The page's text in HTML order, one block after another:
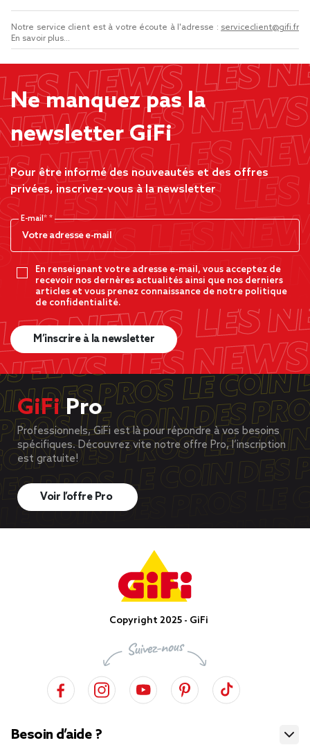
Notre service client est à votre écoute à l'adresse : serviceclient@gifi.fr
En savoir plus...
Ne manquez pas la
newsletter GiFi
Pour être informé des nouveautés et des offres
privées, inscrivez-vous à la newsletter
E-mail*
En renseignant votre adresse e-mail, vous acceptez de
recevoir nos dernères actualités ainsi que nos derniers
articles et vous prenez connaissance de notre politique
de confidentialité.
M’inscrire à la newsletter
GiFiPro
Professionnels, GiFi est là pour répondre à vos besoins
spécifiques. Découvrez vite notre offre Pro, l’inscription
est gratuite!
Voir l’offre Pro
Copyright 2025 - GiFi
Besoin d’aide ?